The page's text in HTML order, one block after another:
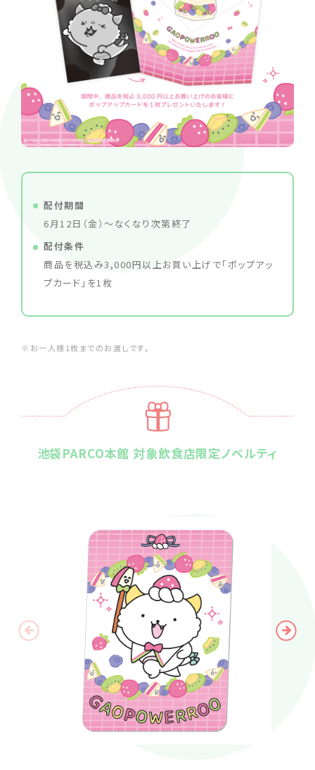
配付期間
6月12日（金）〜なくなり次第終了
配付条件
商品を税込み3,000円以上お買い上げで「ポップアッ
プカード」を1枚
※お一人様1枚までのお渡しです。
池袋PARCO本館 対象飲食店限定ノベルティ